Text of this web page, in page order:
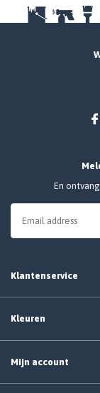
En
Klantenservice
Kleuren
Mijn account